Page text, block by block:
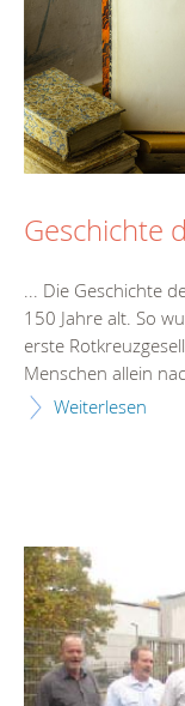
Geschichte
... Die Geschichte
150 Jahre alt. So
erste
Menschen allein
Weiterlesen